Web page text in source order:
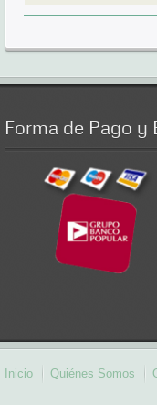
Forma de Pago y
Inicio Quiénes Somos